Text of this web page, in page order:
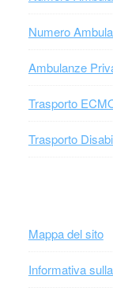
Numero
Ambulanze
Trasporto
Trasporto
Mappa del sito
Informativa